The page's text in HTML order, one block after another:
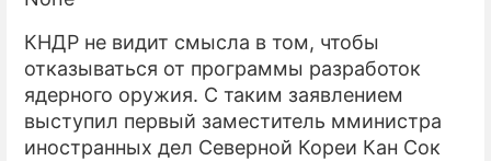
ЭКОНОМИКА
ПРОИСШЕСТВИЯ
СОННИК
КНДР не видит смысла в том, чтобы
отказываться от программы разработок
ядерного оружия. С таким заявлением
выступил первый заместитель мминистра
иностранных дел Северной Кореи Кан Сок